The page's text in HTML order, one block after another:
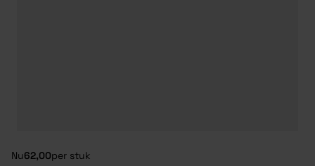
Nu62,00per stuk